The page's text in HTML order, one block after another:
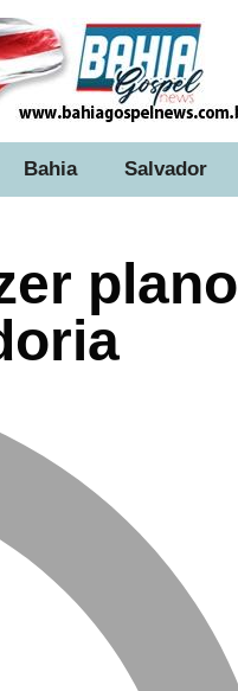
Bahia Salvador
plano